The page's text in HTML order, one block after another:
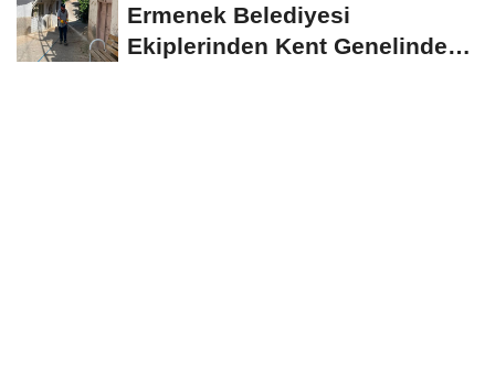
Ermenek Belediyesi
Ekiplerinden Kent Genelinde